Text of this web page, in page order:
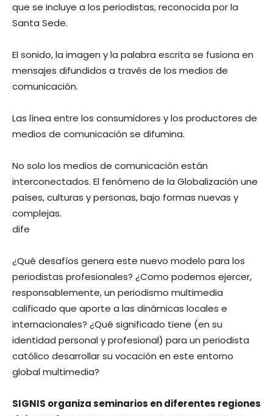
que se incluye a los periodistas, reconocida por la
Santa Sede.
El sonido, la imagen y la palabra escrita se fusiona en
mensajes difundidos a través de los medios de
comunicación.
Las línea entre los consumidores y los productores de
medios de comunicación se difumina.
No solo los medios de comunicación están
interconectados. El fenómeno de la Globalización une
países, culturas y personas, bajo formas nuevas y
complejas.
dife
¿Qué desafíos genera este nuevo modelo para los
periodistas profesionales? ¿Como podemos ejercer,
responsablemente, un periodismo multimedia
calificado que aporte a las dinámicas locales e
internacionales? ¿Qué significado tiene (en su
identidad personal y profesional) para un periodista
católico desarrollar su vocación en este entorno
global multimedia?
SIGNIS organiza seminarios en diferentes regiones